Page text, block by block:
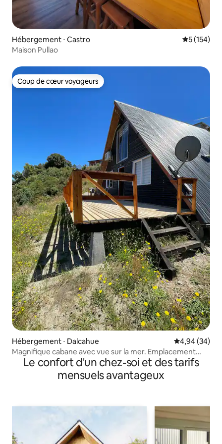
Hébergement ⋅ Castro Évaluation
5 (154)
Maison Pullao
Coup de cœur voyageurs
Coup de cœur voyageurs
Hébergement ⋅ Dalcahue Évaluation
4,94 (34)
Magnifique cabane avec vue sur la mer. Emplacement
idéal.Le confort d'un chez-soi et des tarifs
mensuels avantageux